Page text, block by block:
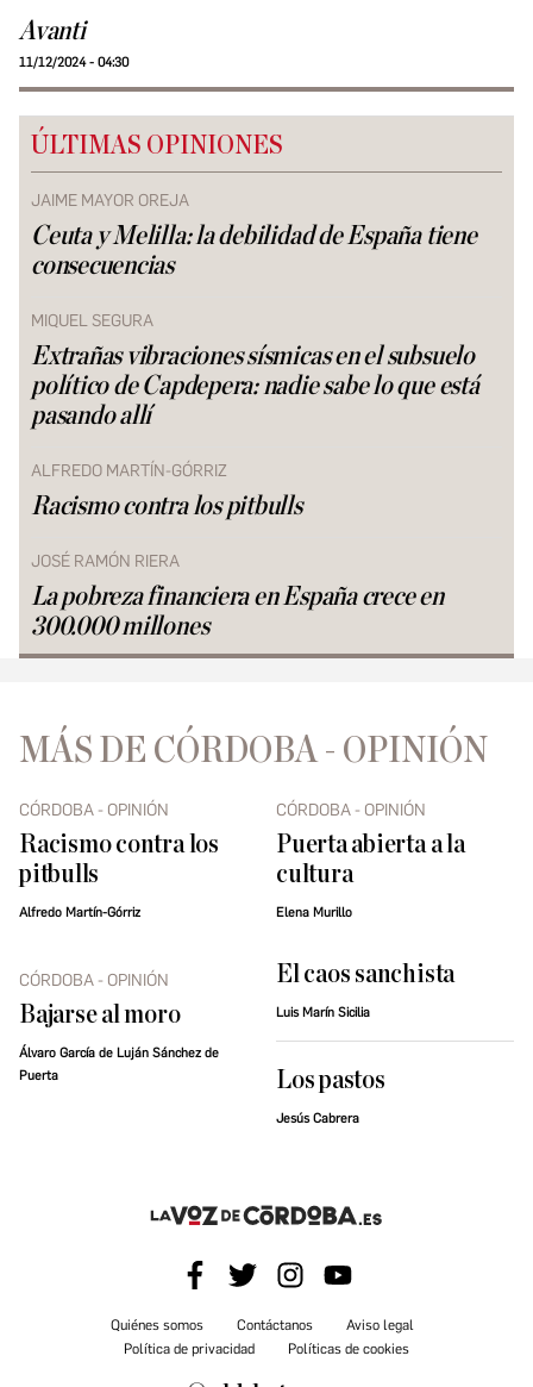
Avanti
11/12/2024 - 04:30
ÚLTIMAS OPINIONES
JAIME MAYOR OREJA
Ceuta y Melilla: la debilidad de España tiene
consecuencias
MIQUEL SEGURA
Extrañas vibraciones sísmicas en el subsuelo
político de Capdepera: nadie sabe lo que está
pasando allí
ALFREDO MARTÍN-GÓRRIZ
Racismo contra los pitbulls
JOSÉ RAMÓN RIERA
La pobreza financiera en España crece en
300.000 millones
MÁS DE CÓRDOBA - OPINIÓN
CÓRDOBA - OPINIÓN
Racismo contra los
pitbulls
Alfredo Martín-Górriz
CÓRDOBA - OPINIÓN
Puerta abierta a la
cultura
Elena Murillo
CÓRDOBA - OPINIÓN
Bajarse al moro
Álvaro García de Luján Sánchez de
Puerta
El caos sanchista
Luis Marín Sicilia
Los pastos
Jesús Cabrera
Quiénes somos Contáctanos
Aviso legal
Política de privacidad
Políticas de cookies